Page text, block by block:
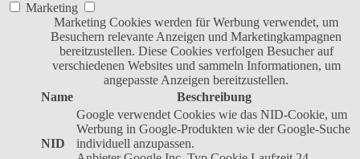
Marketing
Marketing Cookies werden für Werbung verwendet, um
Besuchern relevante Anzeigen und Marketingkampagnen
bereitzustellen. Diese Cookies verfolgen Besucher auf
verschiedenen Websites und sammeln Informationen, um
angepasste Anzeigen bereitzustellen.
Name
Beschreibung
NID
Google verwendet Cookies wie das NID-Cookie, um
Werbung in Google-Produkten wie der Google-Suche
individuell anzupassen.